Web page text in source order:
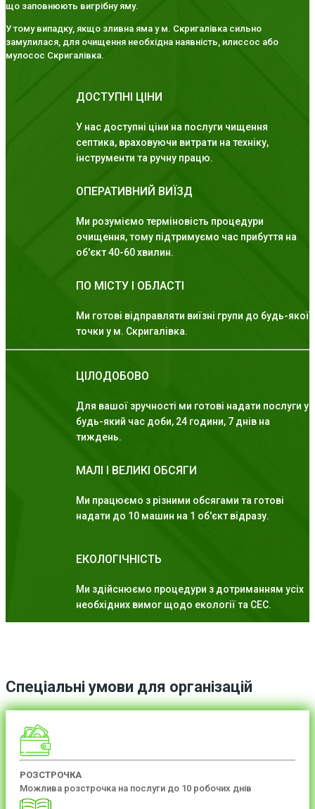
що заповнюють вигрібну яму.
У тому випадку, якщо зливна яма у м. Скригалівка сильно
замулилася, для очищення необхідна наявність, илиссос або
мулосос Скригалівка.
ДОСТУПНІ ЦІНИ
У нас доступні ціни на послуги чищення
септика, враховуючи витрати на техніку,
інструменти та ручну працю.
ОПЕРАТИВНИЙ ВИЇЗД
Ми розуміємо терміновість процедури
очищення, тому підтримуємо час прибуття на
об'єкт 40-60 хвилин.
ПО МІСТУ І ОБЛАСТІ
Ми готові відправляти виїзні групи до будь-якої
точки у м. Скригалівка.
ЦІЛОДОБОВО
Для вашої зручності ми готові надати послуги у
будь-який час доби, 24 години, 7 днів на
тиждень.
МАЛІ І ВЕЛИКІ ОБСЯГИ
Ми працюємо з різними обсягами та готові
надати до 10 машин на 1 об'єкт відразу.
ЕКОЛОГІЧНІСТЬ
Ми здійснюємо процедури з дотриманням усіх
необхідних вимог щодо екології та СЕС.
Спеціальні умови для організацій
РОЗСТРОЧКА
Можлива розстрочка на послуги до 10 робочих днів